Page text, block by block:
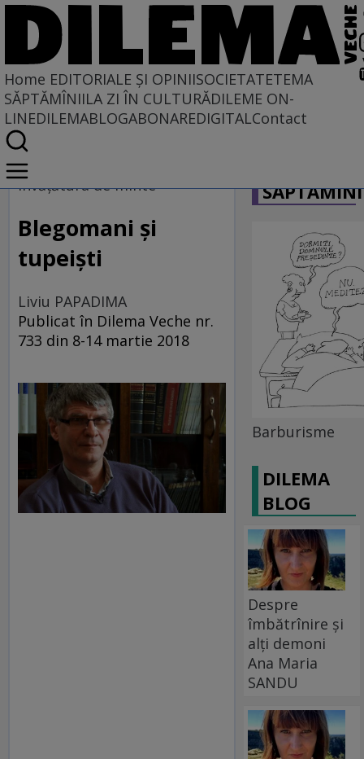
Home EDITORIALE ȘI OPINIISOCIETATETEMA
SĂPTĂMÎNIILA ZI ÎN CULTURĂDILEME ON-
LINEDILEMABLOGABONAREDIGITALContact
Home
EDITORIALE ȘI OPINII
TÎLC SHOW
învăţătura de minte
Blegomani şi
tupeişti
Liviu PAPADIMA
Publicat în Dilema Veche nr.
733 din 8-14 martie 2018
Barburisme
DILEMA
BLOG
Despre
îmbătrînire și
alți demoni
Ana Maria
SANDU